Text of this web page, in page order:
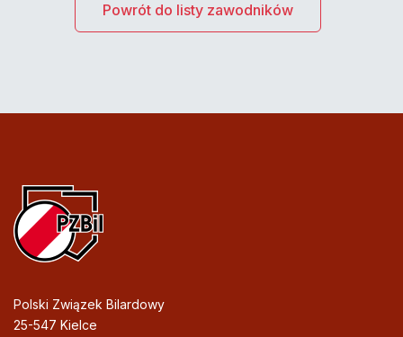
Powrót do listy zawodników
Polski Związek Bilardowy
25-547 Kielce